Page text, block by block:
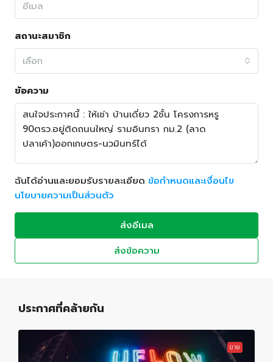
สถานะสมาชิก
เลือก
ข้อความ
ฉันได้อ่านและยอมรับรายละเอียด ข้อกำหนดและเงื่อนไข
นโยบายความเป็นส่วนตัว
ส่งอีเมล
ส่งข้อความ
ประกาศที่คล้ายกัน
ขาย